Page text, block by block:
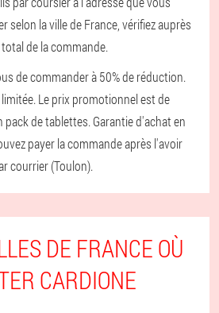
selon la ville de France, vérifiez auprès
de la commande.
de commander à 50% de réduction.
Le prix promotionnel est de
de tablettes. Garantie d'achat en
payer la commande après l'avoir
courrier (Toulon).
DE FRANCE OÙ
CARDIONE